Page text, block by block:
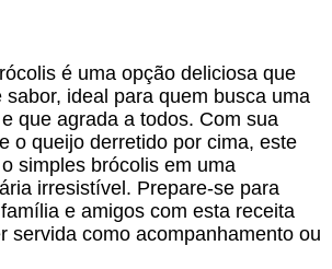
é uma opção deliciosa que
sabor, ideal para quem busca uma
que agrada a todos. Com sua
o queijo derretido por cima, este
simples brócolis em uma
irresistível. Prepare-se para
e amigos com esta receita
servida como acompanhamento ou